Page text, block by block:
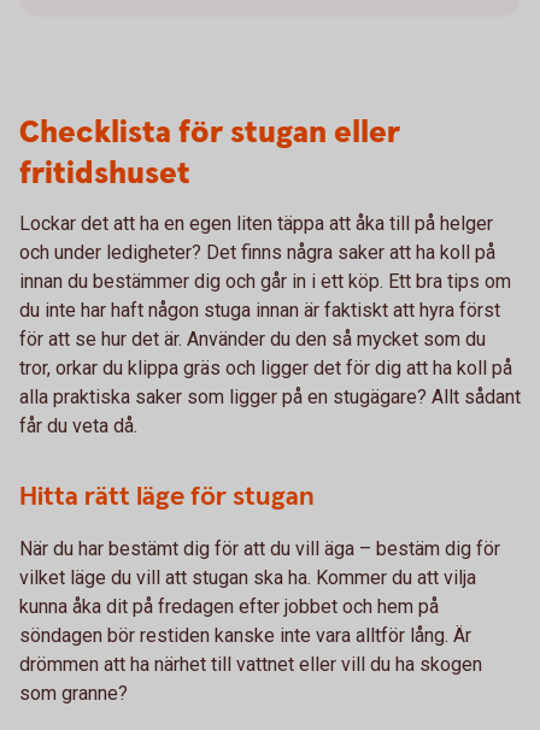
Checklista för stugan eller
fritidshuset
Lockar det att ha en egen liten täppa att åka till på helger
och under ledigheter? Det finns några saker att ha koll på
innan du bestämmer dig och går in i ett köp. Ett bra tips om
du inte har haft någon stuga innan är faktiskt att hyra först
för att se hur det är. Använder du den så mycket som du
tror, orkar du klippa gräs och ligger det för dig att ha koll på
alla praktiska saker som ligger på en stugägare? Allt sådant
får du veta då.
Hitta rätt läge för stugan
När du har bestämt dig för att du vill äga – bestäm dig för
vilket läge du vill att stugan ska ha. Kommer du att vilja
kunna åka dit på fredagen efter jobbet och hem på
söndagen bör restiden kanske inte vara alltför lång. Är
drömmen att ha närhet till vattnet eller vill du ha skogen
som granne?